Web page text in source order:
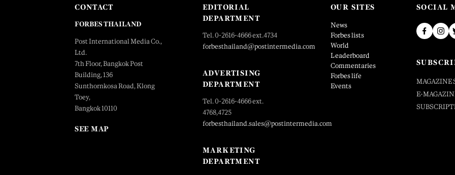
CONTACT
FORBES THAILAND
Post International Media Co.,
Ltd.
7th Floor, Bangkok Post
Building, 136
Sunthornkosa Road, Klong
Toey,
Bangkok 10110
SEE MAP
EDITORIAL
DEPARTMENT
Tel. 0-2616-4666 ext.4734
forbesthailand@postintermedia.com
ADVERTISING
DEPARTMENT
Tel. 0-2616-4666 ext.
4768,4725
forbesthailand.sales@postintermedia.com
MARKETING
DEPARTMENT
OUR SITES
News
Forbes lists
World
Leaderboard
Commentaries
Forbes life
Events
SOCIAL
MAGAZINE
E-